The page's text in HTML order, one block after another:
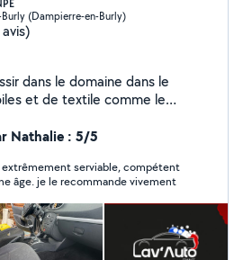
(Dampierre-en-Burly)
dans le domaine dans le
et de textile comme le
Nathalie : 5/5
serviable, compétent
âge. je le recommande vivement